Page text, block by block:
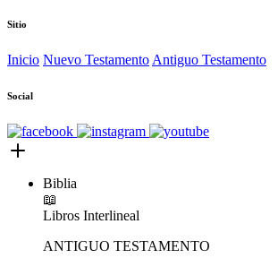
Sitio
Inicio Nuevo Testamento Antiguo Testamento
Social
Biblia
📖
Libros Interlineal
ANTIGUO TESTAMENTO